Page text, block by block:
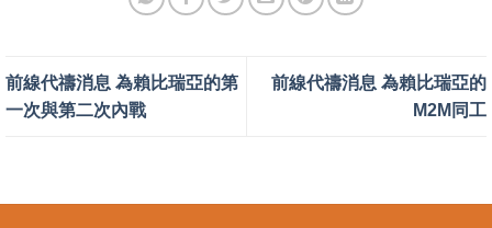
前線代禱消息 為賴比瑞亞的第
一次與第二次內戰
前線代禱消息 為賴比瑞亞的
M2M同工